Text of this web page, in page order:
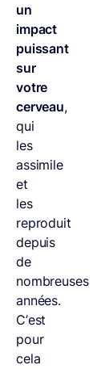
un
impact
puissant
sur
votre
cerveau,
qui
les
assimile
et
les
reproduit
depuis
de
nombreuses
années.
C’est
pour
cela